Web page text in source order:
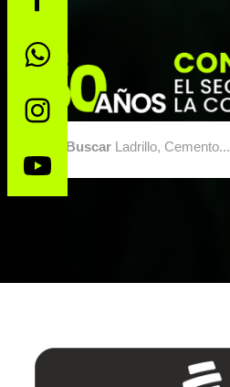
BuscarLadrillo, Cemento...